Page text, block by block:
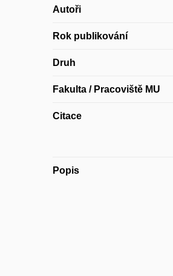
Autoři
Rok publikování
Druh
Fakulta / Pracoviště MU
Citace
Popis